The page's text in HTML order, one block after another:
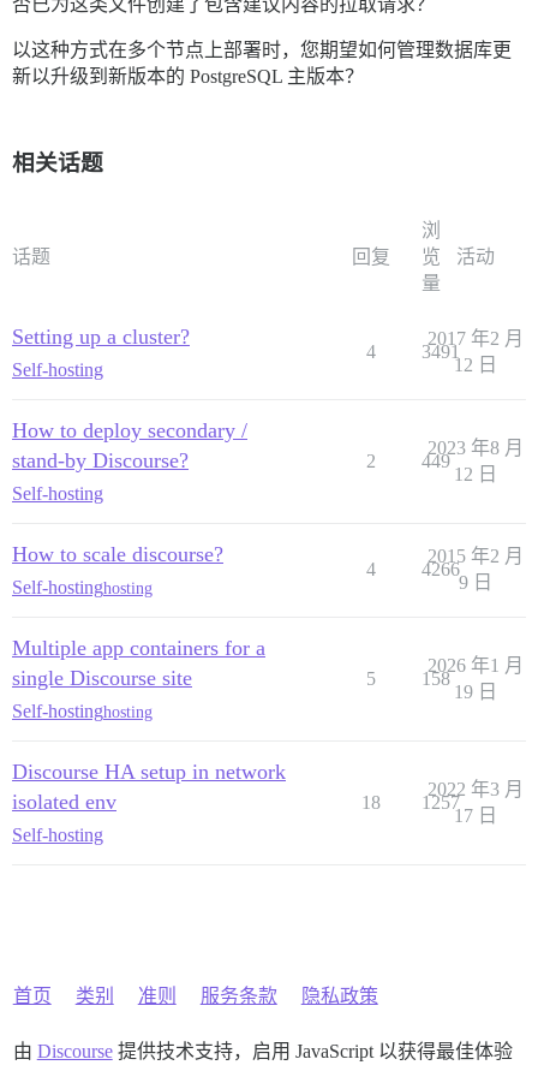
否已为这类文件创建了包含建议内容的拉取请求？
以这种方式在多个节点上部署时，您期望如何管理数据库更
新以升级到新版本的 PostgreSQL 主版本？
相关话题
话题 回复
浏
览
量
活动
Setting up a cluster?
Self-hosting
4 3491
2017 年2 月
12 日
How to deploy secondary /
stand-by Discourse?
Self-hosting
2 449
2023 年8 月
12 日
How to scale discourse?
Self-hostinghosting
4 4266
2015 年2 月
9 日
Multiple app containers for a
single Discourse site
Self-hostinghosting
5 158
2026 年1 月
19 日
Discourse HA setup in network
isolated env
Self-hosting
18 1257
2022 年3 月
17 日
首页 类别 准则 服务条款 隐私政策
由 Discourse提供技术支持，启用 JavaScript 以获得最佳体验